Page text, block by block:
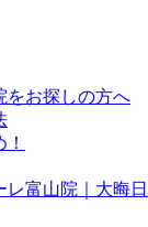
をお探しの方へ
富山院｜大晦